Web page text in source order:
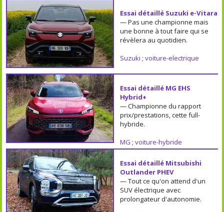
Essai détaillé Suzuki e-Vitara
— Pas une championne mais
une bonne à tout faire qui se
révèlera au quotidien.
Suzuki ; voiture-electrique
Essai détaillé MG EHS
Hybrid+
— Championne du rapport
prix/prestations, cette full-
hybride.
MG ; voiture-hybride
Essai détaillé Mitsubishi
Outlander PHEV
— Tout ce qu'on attend d'un
SUV électrique avec
prolongateur d'autonomie.